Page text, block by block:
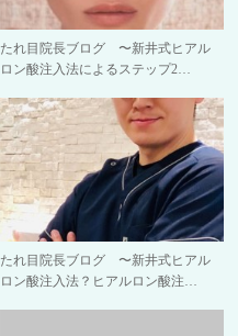
たれ目院長ブログ 〜新井式ヒアル
ロン酸注入法によるステップ2…
たれ目院長ブログ 〜新井式ヒアル
ロン酸注入法？ヒアルロン酸注…